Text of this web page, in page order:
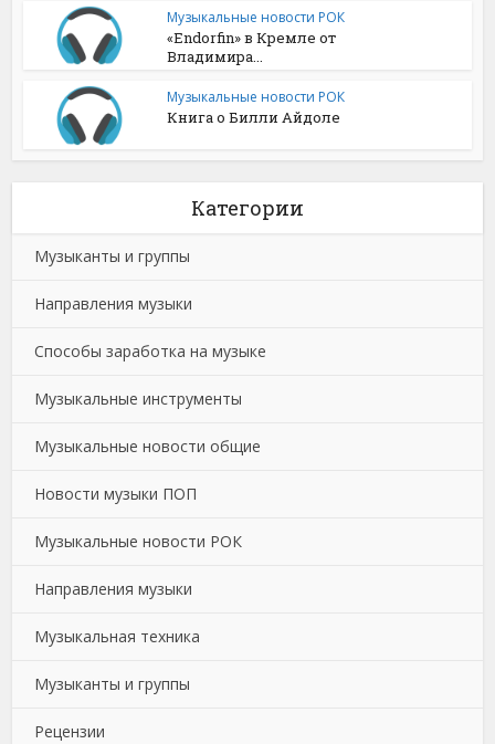
Музыкальные новости РОК
«Endorfin» в Кремле от
Владимира...
Музыкальные новости РОК
Книга о Билли Айдоле
Категории
Музыканты и группы
Направления музыки
Способы заработка на музыке
Музыкальные инструменты
Музыкальные новости общие
Новости музыки ПОП
Музыкальные новости РОК
Направления музыки
Музыкальная техника
Музыканты и группы
Рецензии